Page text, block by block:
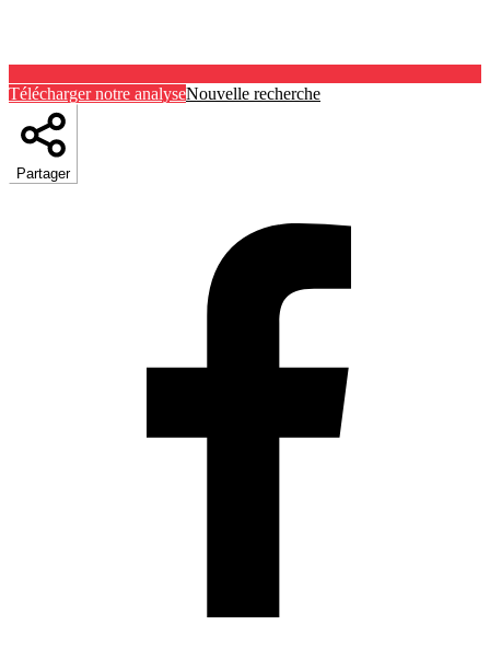
Télécharger notre analyseNouvelle recherche
Partager